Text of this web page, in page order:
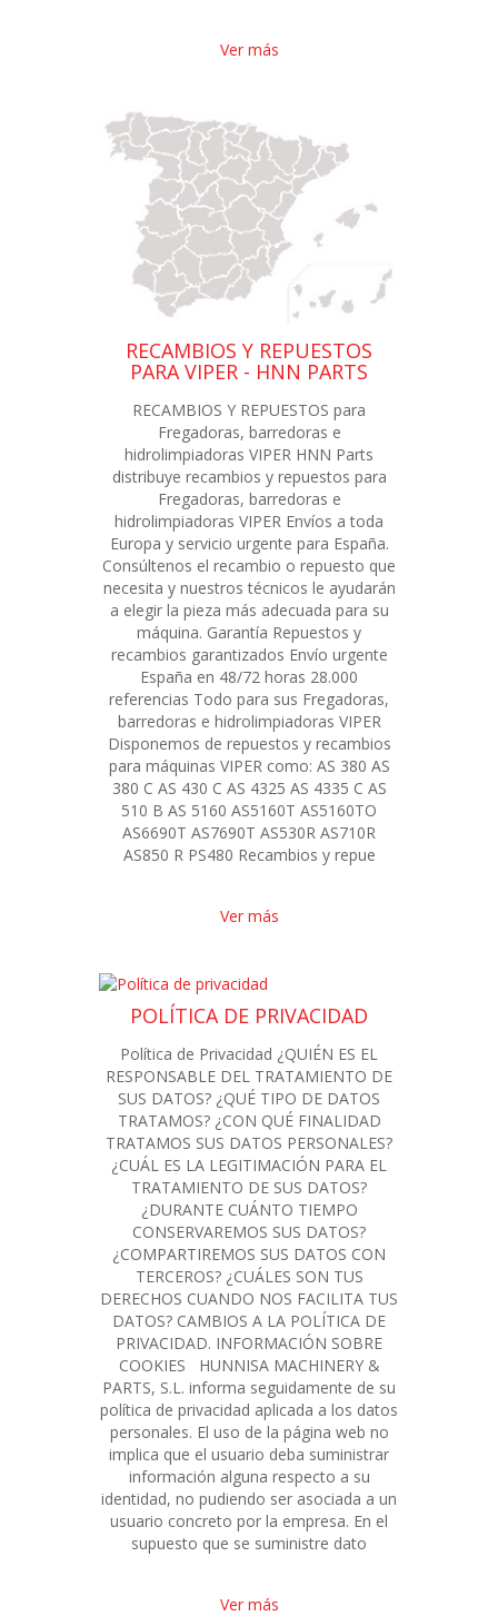
Ver más
RECAMBIOS Y REPUESTOS
PARA VIPER - HNN PARTS
RECAMBIOS Y REPUESTOS para
Fregadoras, barredoras e
hidrolimpiadoras VIPER HNN Parts
distribuye recambios y repuestos para
Fregadoras, barredoras e
hidrolimpiadoras VIPER Envíos a toda
Europa y servicio urgente para España.
Consúltenos el recambio o repuesto que
necesita y nuestros técnicos le ayudarán
a elegir la pieza más adecuada para su
máquina. Garantía Repuestos y
recambios garantizados Envío urgente
España en 48/72 horas 28.000
referencias Todo para sus Fregadoras,
barredoras e hidrolimpiadoras VIPER
Disponemos de repuestos y recambios
para máquinas VIPER como: AS 380 AS
380 C AS 430 C AS 4325 AS 4335 C AS
510 B AS 5160 AS5160T AS5160TO
AS6690T AS7690T AS530R AS710R
AS850 R PS480 Recambios y repue
Ver más
POLÍTICA DE PRIVACIDAD
Política de Privacidad ¿QUIÉN ES EL
RESPONSABLE DEL TRATAMIENTO DE
SUS DATOS? ¿QUÉ TIPO DE DATOS
TRATAMOS? ¿CON QUÉ FINALIDAD
TRATAMOS SUS DATOS PERSONALES?
¿CUÁL ES LA LEGITIMACIÓN PARA EL
TRATAMIENTO DE SUS DATOS?
¿DURANTE CUÁNTO TIEMPO
CONSERVAREMOS SUS DATOS?
¿COMPARTIREMOS SUS DATOS CON
TERCEROS? ¿CUÁLES SON TUS
DERECHOS CUANDO NOS FACILITA TUS
DATOS? CAMBIOS A LA POLÍTICA DE
PRIVACIDAD. INFORMACIÓN SOBRE
COOKIES HUNNISA MACHINERY &
PARTS, S.L. informa seguidamente de su
política de privacidad aplicada a los datos
personales. El uso de la página web no
implica que el usuario deba suministrar
información alguna respecto a su
identidad, no pudiendo ser asociada a un
usuario concreto por la empresa. En el
supuesto que se suministre dato
Ver más